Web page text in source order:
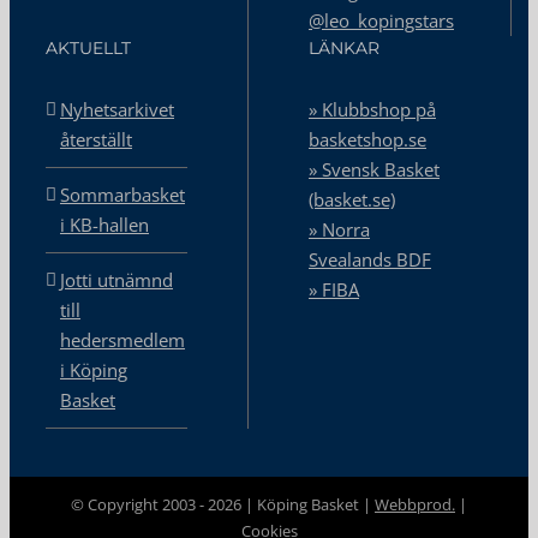
@leo_kopingstars
AKTUELLT
Nyhetsarkivet
återställt
Sommarbasket
i KB-hallen
Jotti utnämnd
till
hedersmedlem
i Köping
Basket
LÄNKAR
» Klubbshop på
basketshop.se
» Svensk Basket
(basket.se)
» Norra
Svealands BDF
» FIBA
© Copyright 2003 -2026 | Köping Basket | Webbprod. |
Cookies